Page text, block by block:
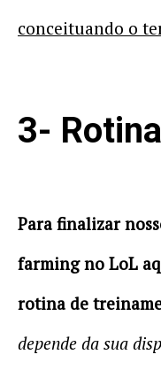
conceituando o
3-
Para finalizar
farming no LoL
rotina de
depende da sua